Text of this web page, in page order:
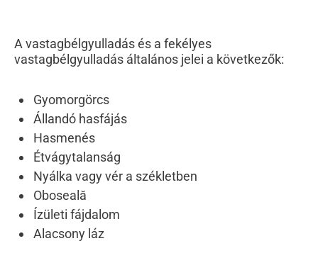
A vastagbélgyulladás és a fekélyes
vastagbélgyulladás általános jelei a következők:
Gyomorgörcs
Állandó hasfájás
Hasmenés
Étvágytalanság
Nyálka vagy vér a székletben
Oboseală
Ízületi fájdalom
Alacsony láz